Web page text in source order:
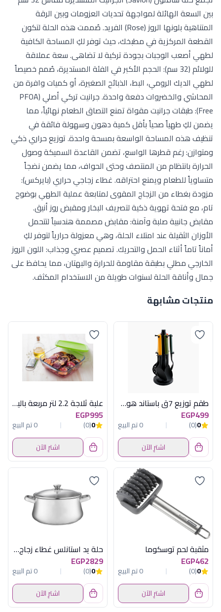
بين السعة الهائلة لمواجهة تحديات العزومات وبين الرقة
المتناهية بلونها الروز (Rose) الفريد. صُممت هذه الحلة لتكون
القطعة المركزية في مطبخك، حيث توفر لكِ المساحة الكافية
لطهي أصعب الوجبات بجودة تركية لا تضاهى. سعة عملاقة
للولائم (32 سم): الحجم الأكبر في الفئة المستديرة، صُمم خصيصاً
لطهي الديك الرومي، البط، الذبائح الصغيرة، أو كميات وافرة من
المحاشي والخضروات دفعة واحدة. جرانيت تركي أصلي (PFOA
Free): طبقات جرانيت مقواة تمنع التصاق الطعام نهائياً، مما
يضمن لكِ طهياً صحياً بأقل كمية دهون وسهولة فائقة في
تنظيف هذه المساحة الواسعة بمسحة واحدة. توزيع حراري ذكي
ومتوازن: رغم قطرها الواسع، تضمن القاعدة السميكة وصول
الحرارة بانتظام من المنتصف وحتى الحواف، مما يضمن نضجاً
متساوياً للطعام ويمنع احتراقه. غطاء زجاجي حراري (بايركس):
مزودة بغطاء من الزجاج المقوى لمتابعة عملية الطهي بوضوح
تام، مع فتحة تهوية ذكية لتصريف البخار ومقبض روز أنيق.
مقابض جانبية صلبة وآمنة: مقابض مصممة هندسياً لتتحمل
الأوزان الثقيلة عند امتلاء الحلة، وهي معزولة حرارياً لتوفر لكِ
أماناً تاماً أثناء الحمل والتحريك. تصميم عصري وجذاب: اللون الروز
الخارجي مطلي بطبقة مقاومة للحرارة والبهتان، مما يحافظ على
جمال وأناقة الحلة لسنوات طويلة من الاستخدام المكثف.
منتجات مشابهة
طقم توزيع 7ق باستاند هوم تاليس
EGP499
0
(0)
0 تم البيع
اشترِ الآن
علبة ثلاجة 2.2 لتر مربعة باليد بيركس
EGP995
0
(0)
0 تم البيع
اشترِ الآن
مثقبة لحم توسكوما
EGP462
0
(0)
0 تم البيع
اشترِ الآن
حلة يد استانلس غطاء زجاج 30
EGP2829
0
(0)
0 تم البيع
اشترِ الآن